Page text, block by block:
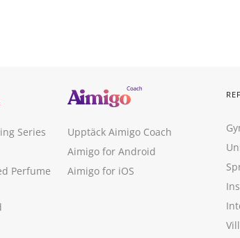
Series
Perfume
Upptäck Aimigo Coach
Aimigo for Android
Aimigo for iOS